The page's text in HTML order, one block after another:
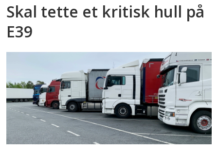
Skal tette et kritisk hull på
E39